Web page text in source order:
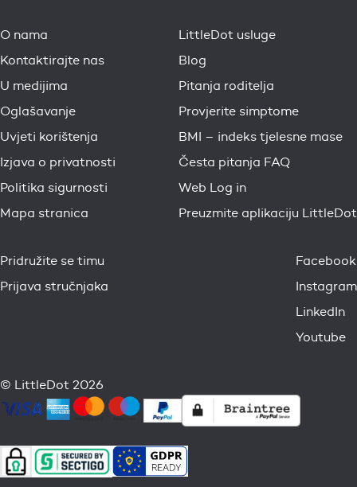
O nama
Kontaktirajte nas
U medijima
Oglašavanje
Uvjeti korištenja
Izjava o privatnosti
Politika sigurnosti
Mapa stranica
LittleDot usluge
Blog
Pitanja roditelja
Provjerite simptome
BMI – indeks tjelesne mase
Česta pitanja FAQ
Web Log in
Preuzmite aplikaciju LittleDot
Pridružite se timu
Prijava stručnjaka
Facebook
Instagram
LinkedIn
Youtube
© LittleDot 2026